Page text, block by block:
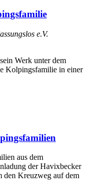
e.V.
Werk unter dem
Kolpingsfamilie in einer
aus dem
der Havixbecker
den Kreuzweg auf dem